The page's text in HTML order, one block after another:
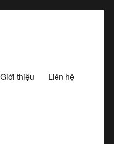
Giới thiệu Liên hệ